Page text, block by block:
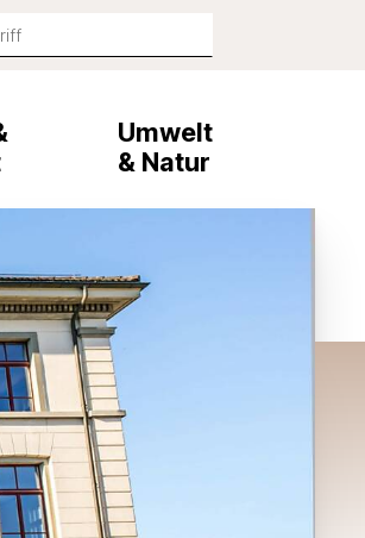
Umwelt
& Natur